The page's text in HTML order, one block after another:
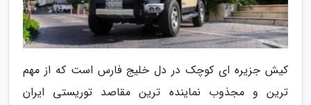
کیش جزیره ای کوچک در دل خلیج فارس است که از مهم
ترین و مجذوب نماینده ترین مقاصد توریستی ایران